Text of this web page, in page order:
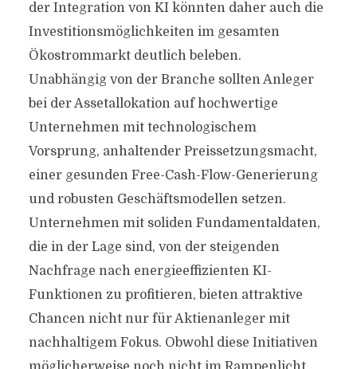
der Integration von KI könnten daher auch die
Investitionsmöglichkeiten im gesamten
Ökostrommarkt deutlich beleben.
Unabhängig von der Branche sollten Anleger
bei der Assetallokation auf hochwertige
Unternehmen mit technologischem
Vorsprung, anhaltender Preissetzungsmacht,
einer gesunden Free-Cash-Flow-Generierung
und robusten Geschäftsmodellen setzen.
Unternehmen mit soliden Fundamentaldaten,
die in der Lage sind, von der steigenden
Nachfrage nach energieeffizienten KI-
Funktionen zu profitieren, bieten attraktive
Chancen nicht nur für Aktienanleger mit
nachhaltigem Fokus. Obwohl diese Initiativen